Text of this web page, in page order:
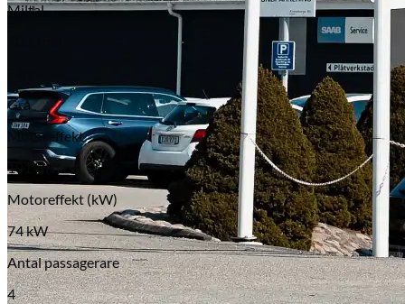
Miltal
Grå
Motoreffekt
101 HK
Motoreffekt (kW)
74 kW
Antal passagerare
4